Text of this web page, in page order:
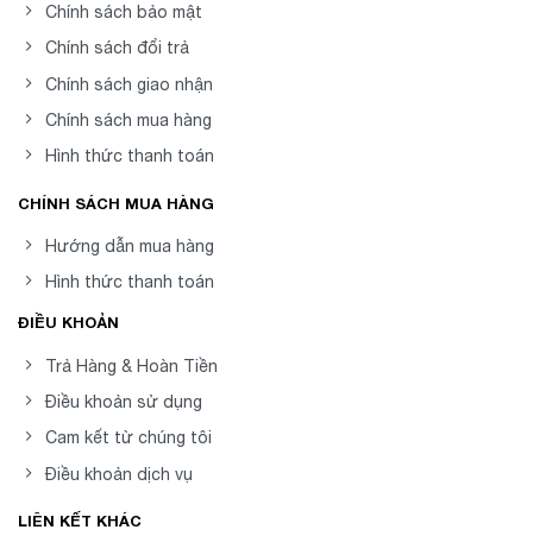
Chính sách bảo mật
Chính sách đổi trả
Chính sách giao nhận
Chính sách mua hàng
Hình thức thanh toán
CHÍNH SÁCH MUA HÀNG
Hướng dẫn mua hàng
Hình thức thanh toán
ĐIỀU KHOẢN
Trả Hàng & Hoàn Tiền
Điều khoản sử dụng
Cam kết từ chúng tôi
Điều khoản dịch vụ
LIÊN KẾT KHÁC